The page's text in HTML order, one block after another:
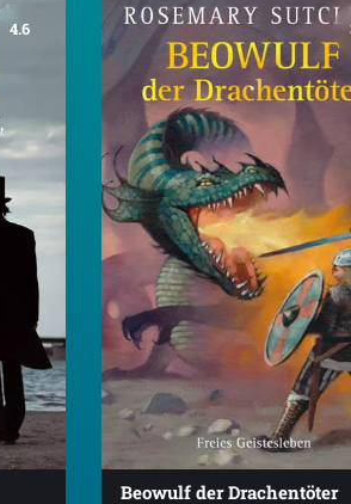
4.6
Beowulf der Drachentöter